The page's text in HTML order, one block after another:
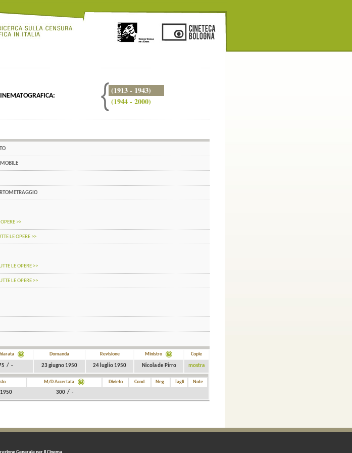
(1913 - 1943)
(1944 - 2000)
>>
LE OPERE >>
LE OPERE >>
LE OPERE >>
Domanda Revisione Ministro Copie
/ - 23 giugno 1950 24 luglio 1950 Nicola de Pirro mostra
M/D Accertata Divieto Cond. Neg. Tagli
Note
300 / -